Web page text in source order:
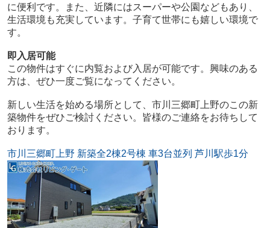
に便利です。また、近隣にはスーパーや公園などもあり、
生活環境も充実しています。子育て世帯にも嬉しい環境で
す。
即入居可能
この物件はすぐに内覧および入居が可能です。興味のある
方は、ぜひ一度ご覧になってください。
新しい生活を始める場所として、市川三郷町上野のこの新
築物件をぜひご検討ください。皆様のご連絡をお待ちして
おります。
市川三郷町上野 新築全2棟2号棟 車3台並列 芦川駅歩1分